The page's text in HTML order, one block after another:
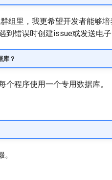
组里，我更希望开发者能够
错误时创建issue或发送电子
库？
程序使用一个专用数据库。